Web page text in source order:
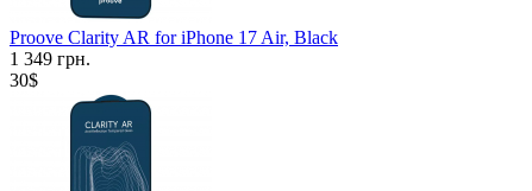
Proove Clarity AR for iPhone 17 Air, Black
1 349 грн.
30$